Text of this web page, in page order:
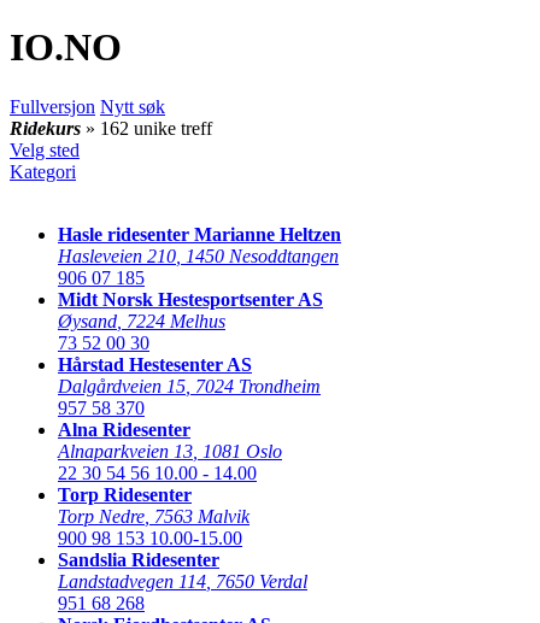
IO.NO
Fullversjon Nytt søk
Ridekurs » 162 unike treff
Velg sted
Kategori
Hasle ridesenter Marianne Heltzen
Hasleveien 210 1450 Nesoddtangen
906 07 185
Midt Norsk Hestesportsenter AS
Øysand 7224 Melhus
73 52 00 30
Hårstad Hestesenter AS
Dalgårdveien 15 7024 Trondheim
957 58 370
Alna Ridesenter
Alnaparkveien 13 1081 Oslo
22 30 54 56 10.00 - 14.00
Torp Ridesenter
Torp Nedre 7563 Malvik
900 98 153 10.00-15.00
Sandslia Ridesenter
Landstadvegen 114 7650 Verdal
951 68 268